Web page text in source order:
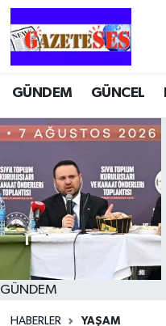
GÜNDEM GÜNCEL
GÜNDEM
HABERLER YAŞAM